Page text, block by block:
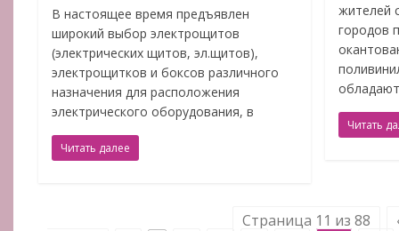
В настоящее время предъявлен
широкий выбор электрощитов
(электрических щитов, эл.щитов),
электрощитков и боксов различного
назначения для расположения
электрического оборудования, в
Читать далее
жителей
городов
Читать
Страница 11 из 88